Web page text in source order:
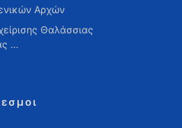
Αρχών
Θαλάσσιας
…